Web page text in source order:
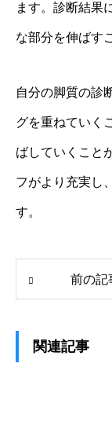
ます。診断結果
な部分を伸ばす
自分の脚質の診
グを重ねていく
ばしていくこと
フがより充実し
す。
前の記
関連記事